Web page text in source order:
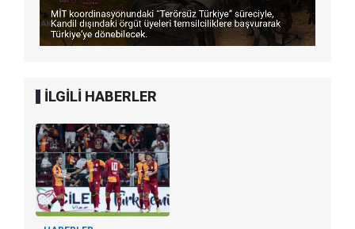
İLGİLİ HABERLER